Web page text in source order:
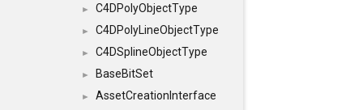
► C4DPolyObjectType
► C4DPolyLineObjectType
► C4DSplineObjectType
► BaseBitSet
► AssetCreationInterface